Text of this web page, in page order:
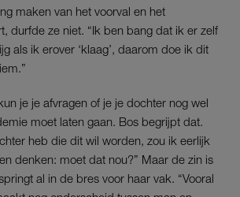
maken van het voorval en het
durfde ze niet. “Ik ben bang dat ik er zelf
als ik erover ‘klaag’, daarom doe ik dit
je je afvragen of je je dochter nog wel
moet laten gaan. Bos begrijpt dat.
heb die dit wil worden, zou ik eerlijk
denken: moet dat nou?” Maar de zin is
al in de bres voor haar vak. “Vooral